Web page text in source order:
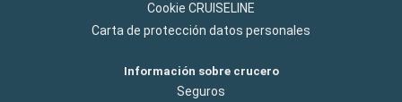
Cookie CRUISELINE
Carta de protección datos personales
Información sobre crucero
Seguros